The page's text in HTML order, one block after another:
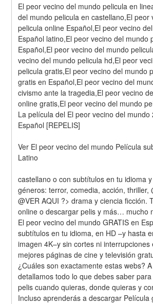
El peor vecino del mundo pelicula en
del mundo pelicula en castellano,El peor
pelicula online Español,El peor vecino
Español latino,El peor vecino del mundo
Español,El peor vecino del mundo
vecino del mundo pelicula hd,El peor
pelicula gratis,El peor vecino del mundo
gratis en Español,El peor vecino del
civismo ante la tragedia,El peor vecino
online gratis,El peor vecino del mundo
La película del El peor vecino del mundo
Español [REPELIS]
Ver El peor vecino del mundo Película
Latino
castellano o con subtítulos en tu idioma
géneros: terror, comedia, acción, thriller,
@VER AQUI ?> drama y ciencia ficción.
online o descargar pelis y más… mucho
El peor vecino del mundo GRATIS en
subtítulos en tu idioma, en HD –y hasta
imagen 4K–y sin cortes ni interrupciones
mejores páginas de cine y televisión
¿Cuáles son exactamente estas webs?
detallamos todo lo que debes saber
pelis cuando quieras, donde quieras y
Incluso aprenderás a descargar Película